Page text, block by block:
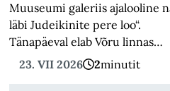
Muuseumi galeriis ajalooline
läbi Judeikinite pere loo“.
Tänapäeval elab Võru linnas…
23. VII 2026
2minutit